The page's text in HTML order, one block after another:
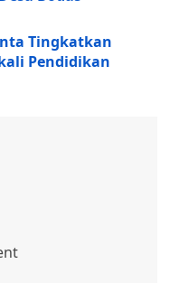
Tingkatkan
Pendidikan